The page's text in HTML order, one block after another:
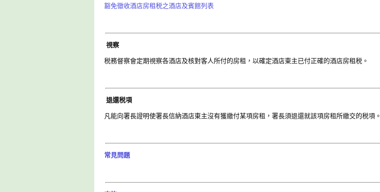
豁免徵收酒店房租税之酒店及賓館列表
視察
税務督察會定期視察各酒店及核對客人所付的房租，以確定酒店東主已付正確的酒店房租税。
退還税項
凡能向署長證明使署長信納酒店東主沒有獲繳付某項房租，署長須退還就該項房租所繳交的税項。
常見問題